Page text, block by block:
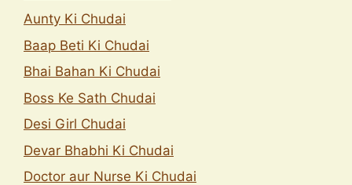
Aunty Ki Chudai
Baap Beti Ki Chudai
Bhai Bahan Ki Chudai
Boss Ke Sath Chudai
Desi Girl Chudai
Devar Bhabhi Ki Chudai
Doctor aur Nurse Ki Chudai